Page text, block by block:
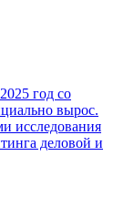
год со
вырос.
исследования
деловой и